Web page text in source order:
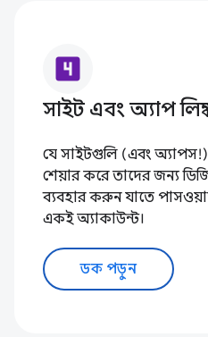
looks_4
সাইট এবং অ্যাপ
যে সাইটগুলি (এবং
শেয়ার করে তাদের জন্য
ব্যবহার করুন যাতে
একই অ্যাকাউন্ট।
ডক পড়ুন